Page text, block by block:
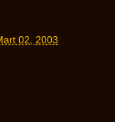
02, 2003